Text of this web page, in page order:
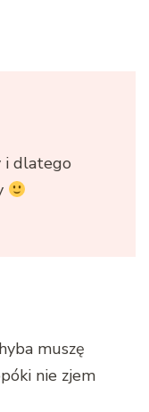
i dlatego
muszę
nie zjem